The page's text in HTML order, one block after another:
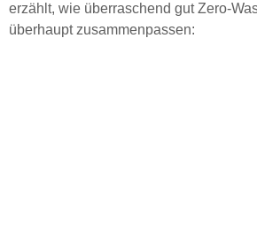
erzählt, wie überraschend gut Zero-
überhaupt zusammenpassen: